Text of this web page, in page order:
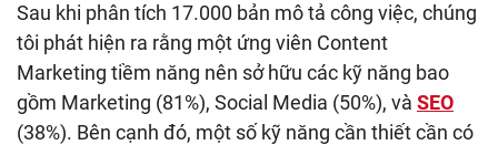
Sau khi phân tích 17.000 bản mô tả công việc, chúng
tôi phát hiện ra rằng một ứng viên Content
Marketing tiềm năng nên sở hữu các kỹ năng bao
gồm Marketing (81%), Social Media (50%), và SEO
(38%). Bên cạnh đó, một số kỹ năng cần thiết cần có